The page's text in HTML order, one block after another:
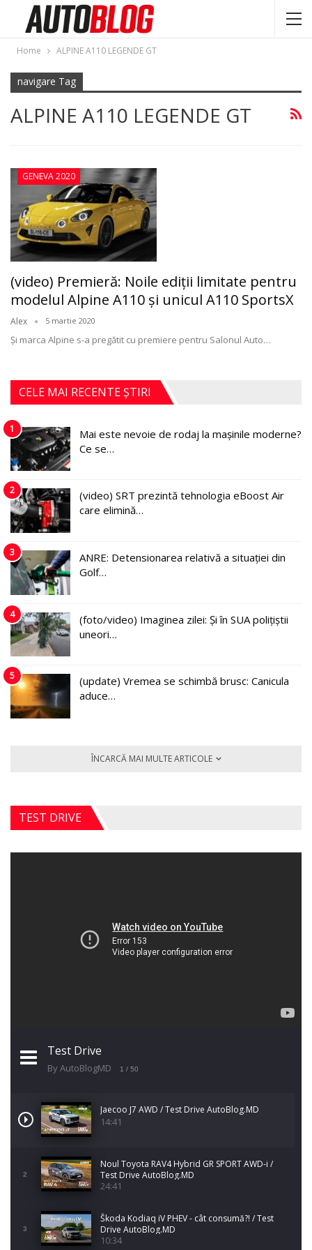
Home ALPINE A110 LEGENDE GT
navigare Tag
ALPINE A110 LEGENDE GT
GENEVA 2020
(video) Premieră: Noile ediţii limitate pentru
modelul Alpine A110 şi unicul A110 SportsX
Alex 5 martie 2020
Şi marca Alpine s-a pregătit cu premiere pentru Salonul Auto…
CELE MAI RECENTE ȘTIRI
1
Mai este nevoie de rodaj la mașinile moderne?
Ce se…
2
(video) SRT prezintă tehnologia eBoost Air
care elimină…
3
ANRE: Detensionarea relativă a situației din
Golf…
4
(foto/video) Imaginea zilei: Și în SUA polițiștii
uneori…
5
(update) Vremea se schimbă brusc: Canicula
aduce…
ÎNCARCĂ MAI MULTE ARTICOLE
TEST DRIVE
Test Drive
By AutoBlogMD 1 / 50
Jaecoo J7 AWD / Test Drive AutoBlog.MD
14:41
2
Noul Toyota RAV4 Hybrid GR SPORT AWD-i /
Test Drive AutoBlog.MD
24:41
3
Škoda Kodiaq iV PHEV - cât consumă?! / Test
Drive AutoBlog.MD
10:34